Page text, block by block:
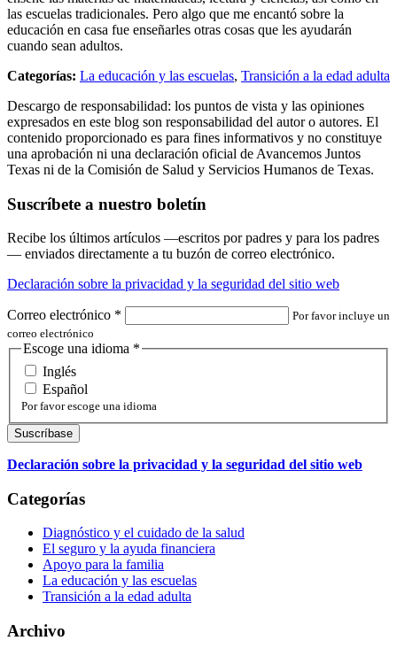
las escuelas tradicionales. Pero algo que me encantó sobre la
educación en casa fue enseñarles otras cosas que les ayudarán
cuando sean adultos.
Categorías: La educación y las escuelas, Transición a la edad adulta
Descargo de responsabilidad: los puntos de vista y las opiniones
expresados en este blog son responsabilidad del autor o autores. El
contenido proporcionado es para fines informativos y no constituye
una aprobación ni una declaración oficial de Avancemos Juntos
Texas ni de la Comisión de Salud y Servicios Humanos de Texas.
Suscríbete a nuestro boletín
Recibe los últimos artículos —escritos por padres y para los padres
— enviados directamente a tu buzón de correo electrónico.
Declaración sobre la privacidad y la seguridad del sitio web
Correo electrónico *
Por favor incluye un
correo electrónico
Escoge una idioma *
Inglés
Español
Por favor escoge una idioma
Declaración sobre la privacidad y la seguridad del sitio web
Categorías
Diagnóstico y el cuidado de la salud
El seguro y la ayuda financiera
Apoyo para la familia
La educación y las escuelas
Transición a la edad adulta
Archivo